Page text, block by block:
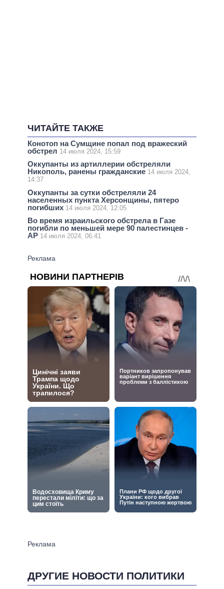
ЧИТАЙТЕ ТАКЖЕ
Конотоп на Сумщине попал под вражеский
обстрел 14 июля 2024, 15:59
Оккупанты из артиллерии обстреляли
Никополь, ранены гражданские 14 июля 2024,
14:37
Оккупанты за сутки обстреляли 24
населенных пункта Херсонщины, пятеро
погибших 14 июля 2024, 12:05
Во время израильского обстрела в Газе
погибли по меньшей мере 90 палестинцев -
AP 14 июля 2024, 06:41
ДРУГИЕ НОВОСТИ ПОЛИТИКИ